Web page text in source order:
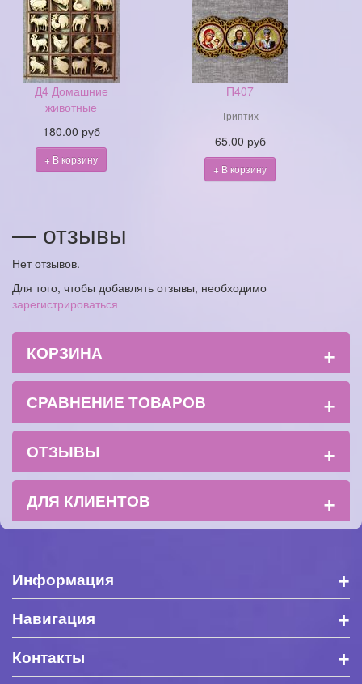
Д4 Домашние
животные
180.00 руб
+ В корзину
П407
Триптих
65.00 руб
+ В корзину
— отзывы
Нет отзывов.
Для того, чтобы добавлять отзывы, необходимо
зарегистрироваться
КОРЗИНА +
СРАВНЕНИЕ ТОВАРОВ +
ОТЗЫВЫ +
ДЛЯ КЛИЕНТОВ +
Информация +
Навигация +
Контакты
+